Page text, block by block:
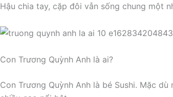
Hậu chia tay, cặp đôi vẫn sống chung một
Con Trương Quỳnh Anh là ai?
Con Trương Quỳnh Anh là bé Sushi. Mặc